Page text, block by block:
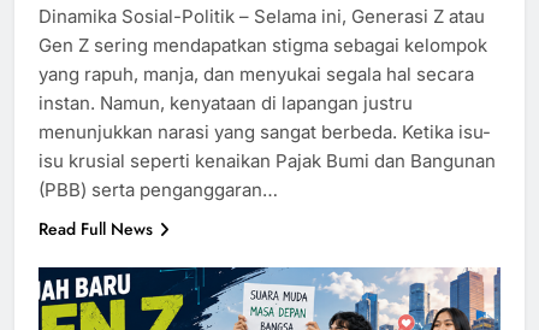
Dinamika Sosial-Politik – Selama ini, Generasi Z atau
Gen Z sering mendapatkan stigma sebagai kelompok
yang rapuh, manja, dan menyukai segala hal secara
instan. Namun, kenyataan di lapangan justru
menunjukkan narasi yang sangat berbeda. Ketika isu-
isu krusial seperti kenaikan Pajak Bumi dan Bangunan
(PBB) serta penganggaran…
Read Full News